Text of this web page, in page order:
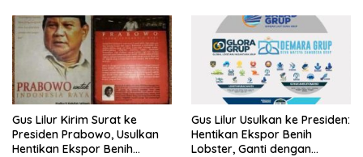
Gus Lilur Kirim Surat ke
Presiden Prabowo, Usulkan
Hentikan Ekspor Benih
Gus Lilur Usulkan ke Presiden:
Hentikan Ekspor Benih
Lobster, Ganti dengan